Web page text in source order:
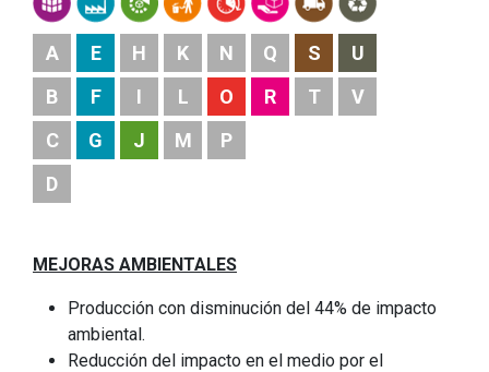
A
B
C
D
E
F
G
H
I
J
K
L
M
N
O
P
Q
R
S
T
U
V
MEJORAS AMBIENTALES
Producción con disminución del 44% de impacto
ambiental.
Reducción del impacto en el medio por el